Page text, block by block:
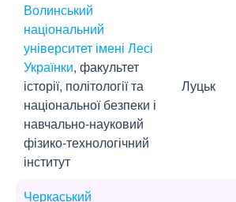
Волинський
національний
університет імені Лесі
Українки, факультет
історії, політології та
національної безпеки і
навчально-науковий
фізико-технологічний
інститут
Луцьк
Черкаський